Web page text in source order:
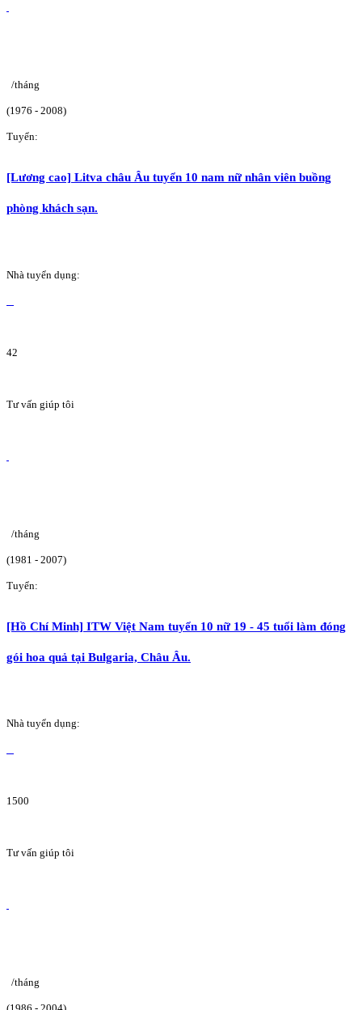
/tháng
(1976 - 2008)
Tuyển:
[Lương cao] Litva châu Âu tuyển 10 nam nữ nhân viên buồng
phòng khách sạn.
Nhà tuyển dụng:
42
Tư vấn giúp tôi
/tháng
(1981 - 2007)
Tuyển:
[Hồ Chí Minh] ITW Việt Nam tuyển 10 nữ 19 - 45 tuổi làm đóng
gói hoa quả tại Bulgaria, Châu Âu.
Nhà tuyển dụng:
1500
Tư vấn giúp tôi
/tháng